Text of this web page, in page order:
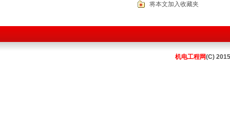
将本文加入收藏夹
机电工程网(C)